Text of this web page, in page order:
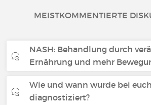
MEISTKOMMENTIERTE
NASH: Behandlung durch
Ernährung und mehr
Wie und wann wurde bei
diagnostiziert?